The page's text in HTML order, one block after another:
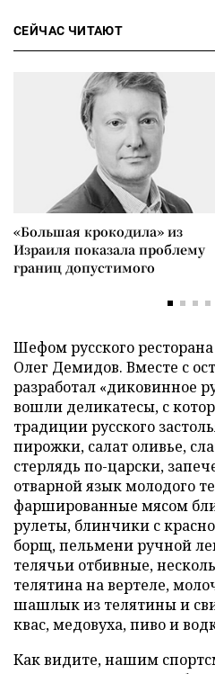
СЕЙЧАС ЧИТАЮТ
«Большая крокодила» из
Израиля показала проблему
границ допустимого
Шефом русского
Олег Демидов. Вместе с
разработал «диковинное
вошли деликатесы, с
традиции русского
пирожки, салат оливье,
стерлядь по-царски,
отварной язык молодого
фаршированные мясом
рулеты, блинчики с
борщ, пельмени ручной
телячьи отбивные,
телятина на вертеле,
шашлык из телятины и
квас, медовуха, пиво и
Как видите, нашим